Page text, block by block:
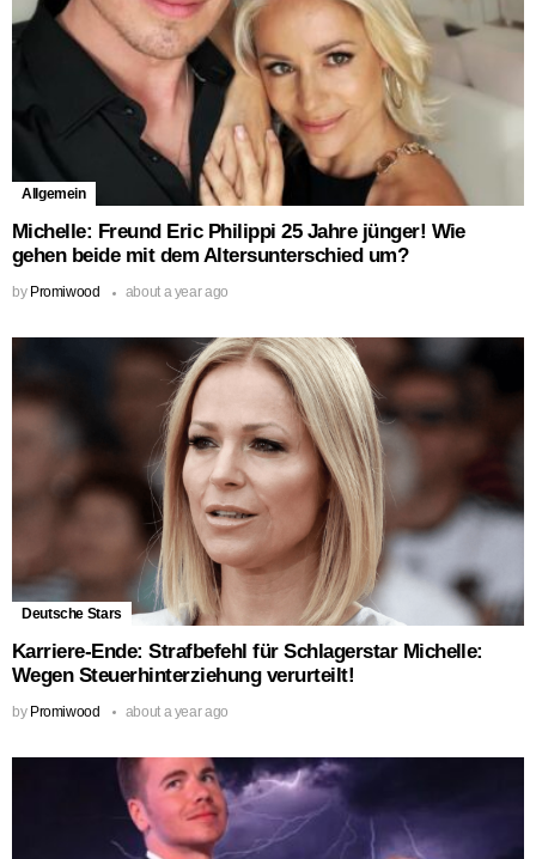
Allgemein
Michelle: Freund Eric Philippi 25 Jahre jünger! Wie
gehen beide mit dem Altersunterschied um?
by Promiwood about a year ago
Deutsche Stars
Karriere-Ende: Strafbefehl für Schlagerstar Michelle:
Wegen Steuerhinterziehung verurteilt!
by Promiwood about a year ago